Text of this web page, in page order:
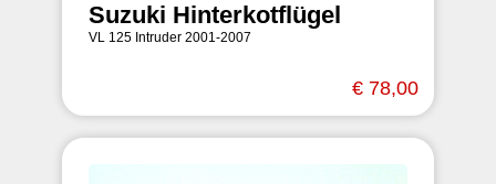
Suzuki Hinterkotflügel
VL 125 Intruder 2001-2007
€ 78,00